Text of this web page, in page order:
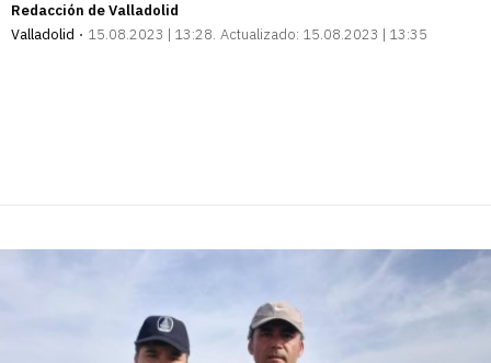
Redacción de Valladolid
Valladolid
15.08.2023 | 13:28 Actualizado: 15.08.2023 | 13:35